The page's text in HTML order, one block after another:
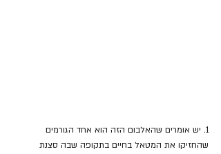
1. יש אומרים שהאלבום הזה הוא אחד הגורמים
שהחזיקו את המטאל בחיים בתקופה שבה סצנת